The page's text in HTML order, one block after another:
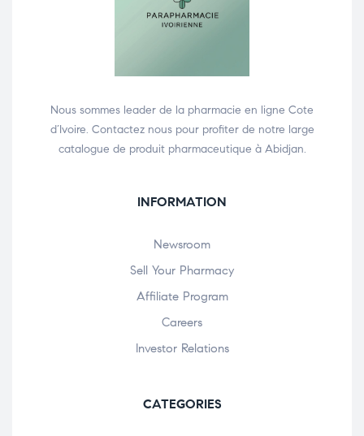
Nous sommes leader de la pharmacie en ligne Cote
d’Ivoire. Contactez nous pour profiter de notre large
catalogue de produit pharmaceutique à Abidjan.
INFORMATION
Newsroom
Sell Your Pharmacy
Affiliate Program
Careers
Investor Relations
CATEGORIES